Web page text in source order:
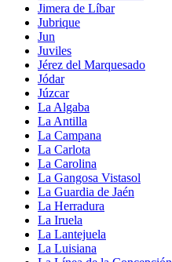
Jimera de Líbar
Jubrique
Jun
Juviles
Jérez del Marquesado
Jódar
Júzcar
La Algaba
La Antilla
La Campana
La Carlota
La Carolina
La Gangosa Vistasol
La Guardia de Jaén
La Herradura
La Iruela
La Lantejuela
La Luisiana